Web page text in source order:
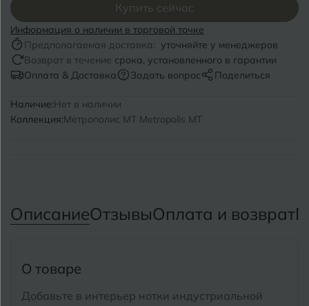
Купить сейчас
Информация о наличии в торговой точке
Предполагаемая доставка: уточняйте у менеджеров
Возврат в течение срока, установленного в гарантии
Оплата & Доставка
Задать вопрос Поделиться
Наличие:Нет в наличии
Коллекция:Метрополис MT Metropolis MT
ОписаниеОтзывыОплата и возврат
О товаре
Добавьте в интерьер нотки индустриальной
Г Геленджик
Грозный
Д Дмитровград
Ижевск
Сочи
Ставрополь
Сыктывкар
Таганрог